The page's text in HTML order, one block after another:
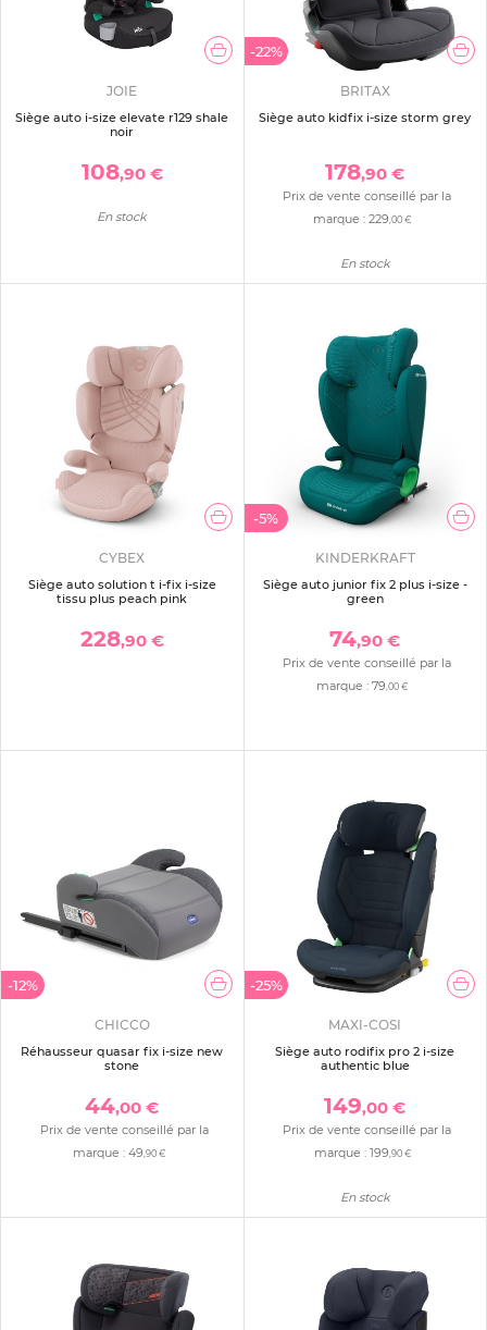
JOIE
Siège auto i-size elevate r129 shale
noir
108,90 €
En stock
-22%
BRITAX
Siège auto kidfix i-size storm grey
178,90 €
Prix de vente conseillé par la
marque :229,00 €
En stock
CYBEX
Siège auto solution t i-fix i-size
tissu plus peach pink
228,90 €
-5%
KINDERKRAFT
Siège auto junior fix 2 plus i-size -
green
74,90 €
Prix de vente conseillé par la
marque :79,00 €
-12%
CHICCO
Réhausseur quasar fix i-size new
stone
44,00 €
Prix de vente conseillé par la
marque :49,90 €
-25%
MAXI-COSI
Siège auto rodifix pro 2 i-size
authentic blue
149,00 €
Prix de vente conseillé par la
marque : 199,90 €
En stock